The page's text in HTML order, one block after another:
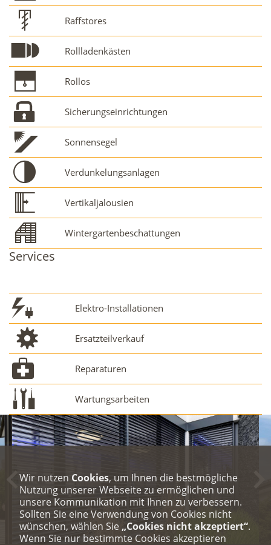
Raffstores
Rollladenkästen
Rollos
Sicherungseinrichtungen
Sonnensegel
Verdunkelungsanlagen
Vertikaljalousien
Wintergartenbeschattungen
Services
Elektro-Installationen
Ersatzteilverkauf
Reparaturen
Wartungsarbeiten
Wir nutzen Cookies, um Ihnen die bestmögliche
Nutzung unserer Webseite zu ermöglichen und
unsere Kommunikation mit Ihnen zu verbessern.
Sollten Sie eine Verwendung von Cookies nicht
wünschen, wählen Sie „Cookies nicht akzeptiert“.
Wenn Sie nur bestimmte Cookies akzeptieren